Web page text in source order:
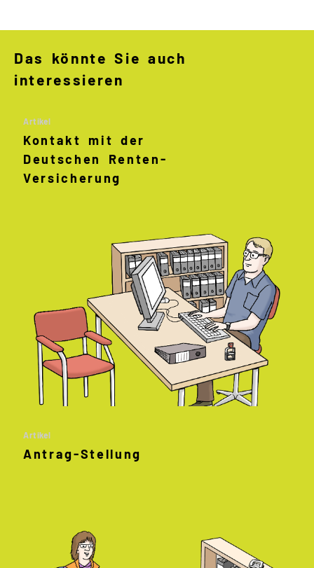
Das könnte Sie auch
interessieren
Artikel
Kontakt mit der
Deutschen Renten-
Versicherung
Artikel
Antrag-Stellung